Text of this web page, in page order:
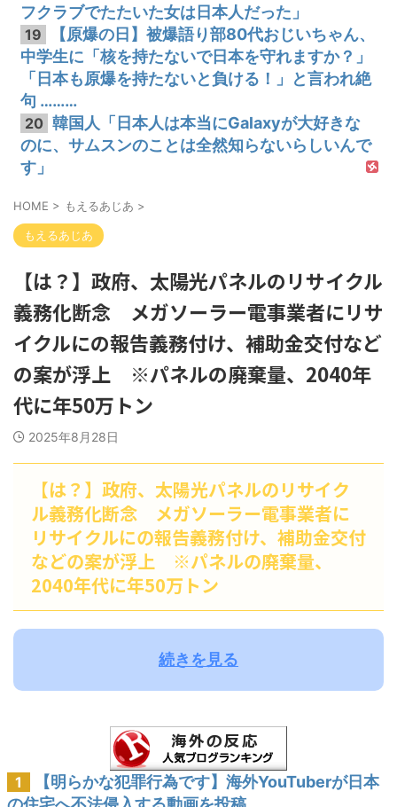
フクラブでたたいた女は日本人だった」
19
【原爆の日】被爆語り部80代おじいちゃん、
中学生に「核を持たないで日本を守れますか？」
「日本も原爆を持たないと負ける！」と言われ絶
句 ………
20 韓国人「日本人は本当にGalaxyが大好きな
のに、サムスンのことは全然知らないらしいんで
す」
HOME > もえるあじあ >
もえるあじあ
【は？】政府、太陽光パネルのリサイクル
義務化断念 メガソーラー電事業者にリサ
イクルにの報告義務付け、補助金交付など
の案が浮上 ※パネルの廃棄量、2040年
代に年50万トン
2025年8月28日
【は？】政府、太陽光パネルのリサイク
ル義務化断念 メガソーラー電事業者に
リサイクルにの報告義務付け、補助金交付
などの案が浮上 ※パネルの廃棄量、
2040年代に年50万トン
続きを見る
1
【明らかな犯罪行為です】海外YouTuberが日本